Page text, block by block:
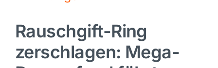
Politik
Wirtschaft
Rauschgift-Ring
zerschlagen: Mega-